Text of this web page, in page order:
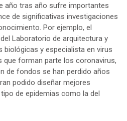
año tras año sufre importantes
de significativas investigaciones
Por ejemplo, el
Laboratorio de arquitectura y
y especialista en virus
que forman parte los coronavirus,
de fondos se han perdido años
podido diseñar mejores
de epidemias como la del